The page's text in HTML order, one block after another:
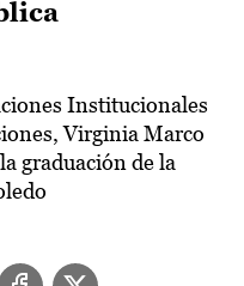
Institucionales
Virginia Marco
graduación de la